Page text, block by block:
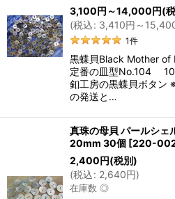
3,100円 ～14,000円(
(税込: 3,410円 ～
1件
黒蝶貝Black Mother of
定番の皿型No.104
釦工房の黒蝶貝ボタン
の発送と…
真珠の母貝 パールシェ
20mm 30個 [220-
2,400円(税別)
(税込: 2,640円)
在庫数 ◎